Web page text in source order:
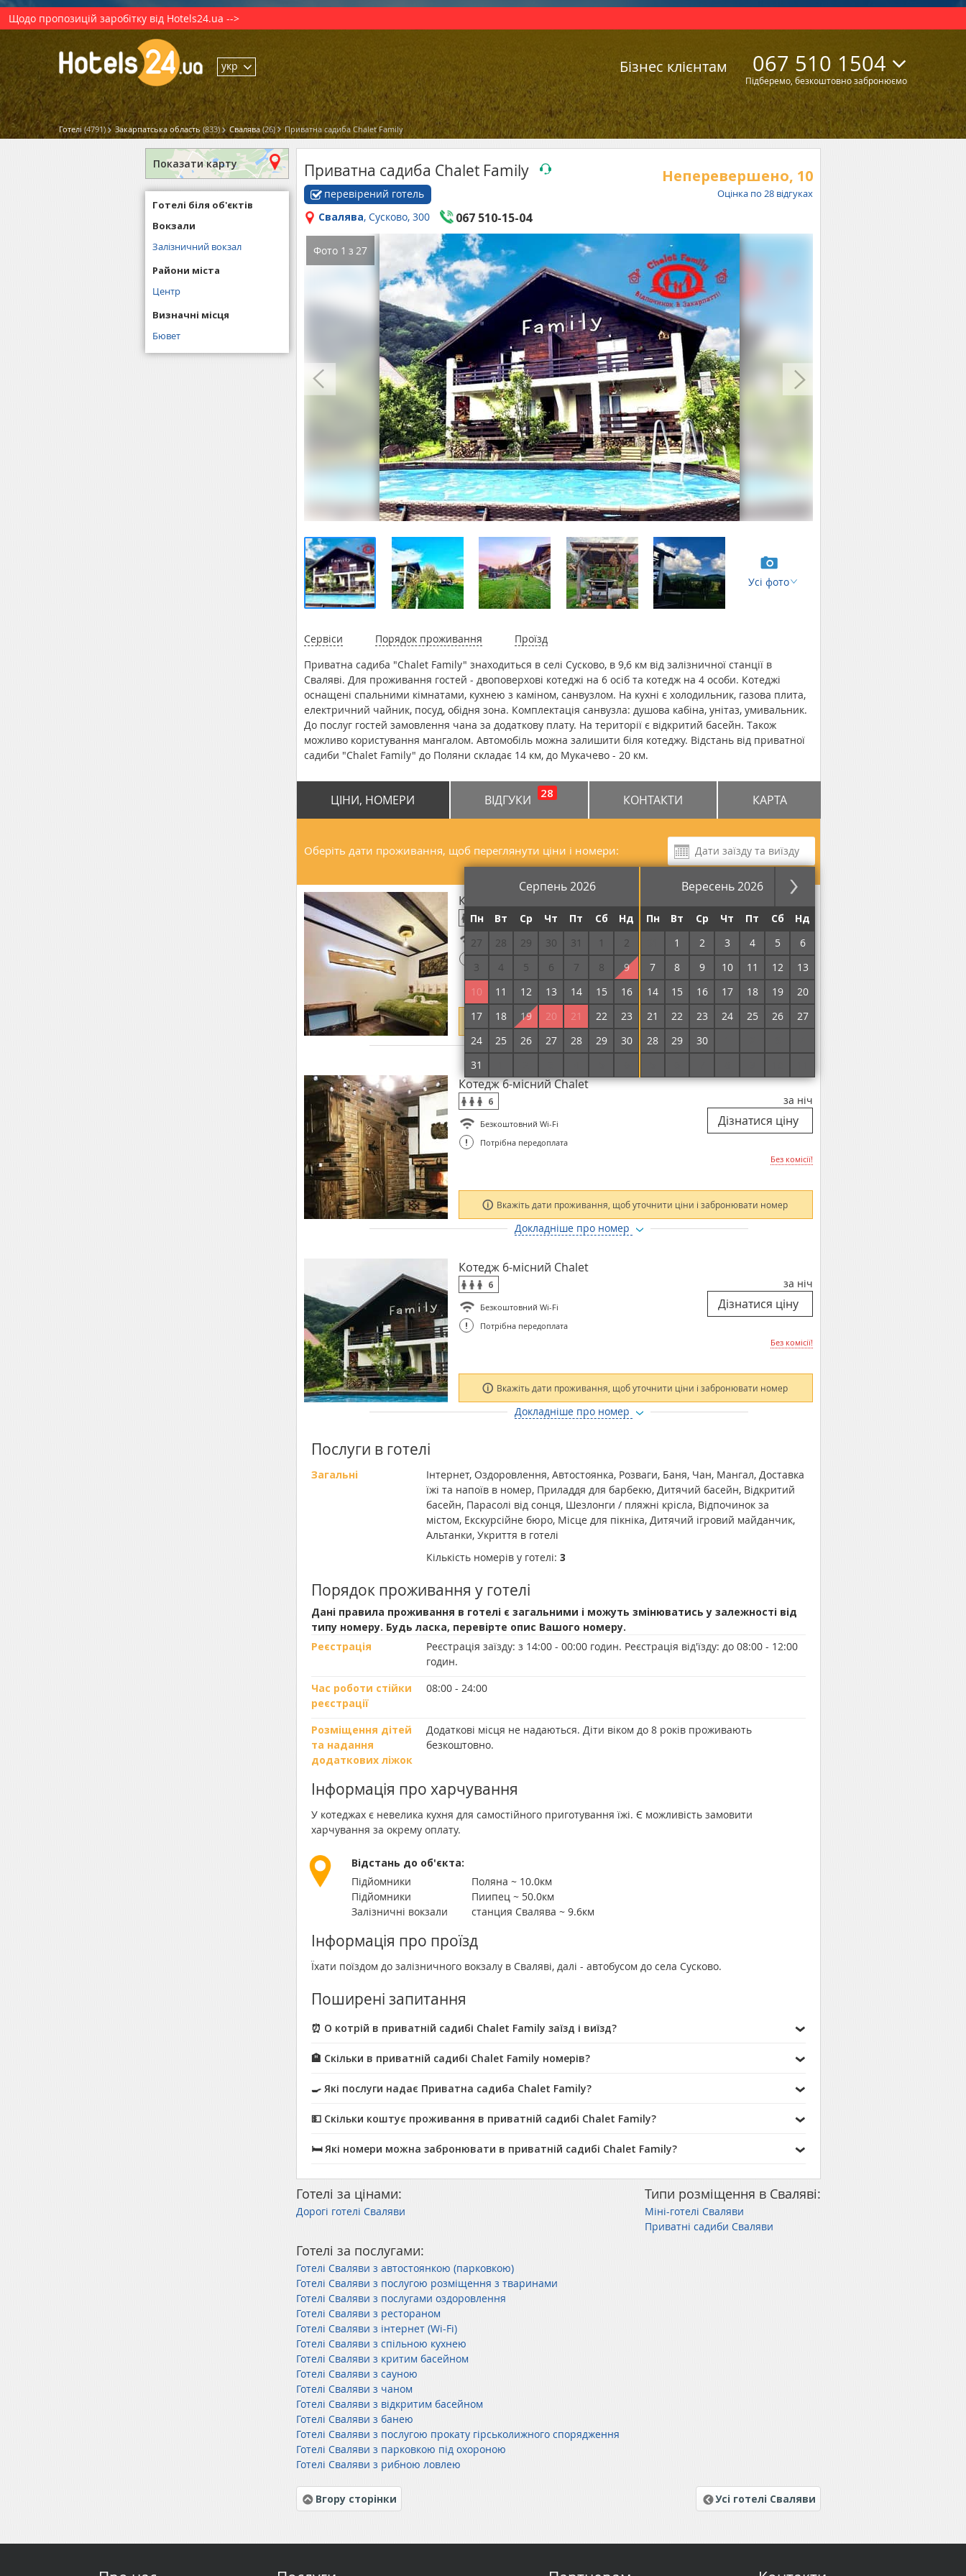
Щодо пропозицій заробітку від Hotels24.ua -->
укр Бізнес клієнтам 067 510 1504
Підберемо, безкоштовно забронюємо
Готелі (4791) Закарпатська область (833) Свалява (26) Приватна садиба Chalet Family
Неперевершено, 10
Оцінка по 28 відгуках
Приватна садиба Chalet Family
перевірений готель
Свалява, Сусково, 300 067 510-15-04
Фото 1 з 27
Усі фото
Сервіси Порядок проживання
Проїзд
Приватна садиба "Chalet Family" знаходиться в селі Сусково, в 9,6 км від залізничної станції в
Сваляві. Для проживання гостей - двоповерхові котеджі на 6 осіб та котедж на 4 особи. Котеджі
оснащені спальними кімнатами, кухнею з каміном, санвузлом. На кухні є холодильник, газова плита,
електричний чайник, посуд, обідня зона. Комплектація санвузла: душова кабіна, унітаз, умивальник.
До послуг гостей замовлення чана за додаткову плату. На території є відкритий басейн. Також
можливо користування мангалом. Автомобіль можна залишити біля котеджу. Відстань від приватної
садиби "Chalet Family" до Поляни складає 14 км, до Мукачево - 20 км.
ЦІНИ, НОМЕРИ ВІДГУКИ 28 КОНТАКТИ КАРТА
Оберіть дати проживання, щоб переглянути ціни і номери:
Серпень 2026 Вересень 2026
Пн Вт Ср Чт Пт Сб
Нд
27
28 29 30 31 1
2
3
4 5 6 7 8
9
10
11 12 13 14 15
16
17
18 19 20 21 22
23
24
25 26 27 28 29
30
31
Пн Вт Ср Чт Пт Сб
Нд
1 2 3 4 5
6
7
8 9 10 11 12
13
14
15 16 17 18 19
20
21
22 23 24 25 26
27
28
29 30
Котедж 4-місний
Безкоштовний Wi-Fi
! Потрібна передоплата
за ніч
Вкажіть дати проживання, щоб уточнити ціни і забронювати номер
Докладніше про номер
Котедж 6-місний Chalet
6
Безкоштовний Wi-Fi
! Потрібна передоплата
за ніч
Без комісії!
Вкажіть дати проживання, щоб уточнити ціни і забронювати номер
Докладніше про номер
Котедж 6-місний Сhalet
6
Безкоштовний Wi-Fi
! Потрібна передоплата
за ніч
Без комісії!
Вкажіть дати проживання, щоб уточнити ціни і забронювати номер
Докладніше про номер
Послуги в готелі
Загальні
Інтернет, Оздоровлення, Автостоянка, Розваги, Баня, Чан, Мангал, Доставка
їжі та напоїв в номер, Приладдя для барбекю, Дитячий басейн, Відкритий
басейн, Парасолі від сонця, Шезлонги / пляжні крісла, Відпочинок за
містом, Екскурсійне бюро, Місце для пікніка, Дитячий ігровий майданчик,
Альтанки, Укриття в готелі
Кількість номерів у готелі: 3
Порядок проживання у готелі
Дані правила проживання в готелі є загальними і можуть змінюватись у залежності від
типу номеру. Будь ласка, перевірте опис Вашого номеру.
Реєстрація
Реєстрація заїзду: з 14:00 - 00:00 годин. Реєстрація від'їзду: до 08:00 - 12:00
годин.
Час роботи стійки
реєстрації
08:00 - 24:00
Розміщення дітей
та надання
додаткових ліжок
Додаткові місця не надаються. Діти віком до 8 років проживають
безкоштовно.
Інформація про харчування
У котеджах є невелика кухня для самостійного приготування їжі. Є можливість замовити
харчування за окрему оплату.
Відстань до об'єкта:
Підйомники
Поляна ~ 10.0км
Підйомники
Пиипец ~ 50.0км
Залізничні вокзали
станция Свалява ~ 9.6км
Інформація про проїзд
Їхати поїздом до залізничного вокзалу в Сваляві, далі - автобусом до села Сусково.
Поширені запитання
⏰ О котрій в приватній садибі Chalet Family заїзд і виїзд?
🏨 Скільки в приватній садибі Chalet Family номерів?
🍳 Які послуги надає Приватна садиба Chalet Family?
💵 Скільки коштує проживання в приватній садибі Chalet Family?
🛏️ Які номери можна забронювати в приватній садибі Chalet Family?
Готелі за цінами:
Дорогі готелі Сваляви
Типи розміщення в Сваляві:
Міні-готелі Сваляви
Приватні садиби Сваляви
Готелі за послугами:
Готелі Сваляви з автостоянкою (парковкою)
Готелі Сваляви з послугою розміщення з тваринами
Готелі Сваляви з послугами оздоровлення
Готелі Сваляви з рестораном
Готелі Сваляви з інтернет (Wi-Fi)
Готелі Сваляви з спільною кухнею
Готелі Сваляви з критим басейном
Готелі Сваляви з сауною
Готелі Сваляви з чаном
Готелі Сваляви з відкритим басейном
Готелі Сваляви з банею
Готелі Сваляви з послугою прокату гірськолижного спорядження
Готелі Сваляви з парковкою під охороною
Готелі Сваляви з рибною ловлею
Вгору сторінки Усі готелі Сваляви
Показати карту
Готелі біля об'єктів
Вокзали
Залізничний вокзал
Райони міста
Центр
Визначні місця
Бювет